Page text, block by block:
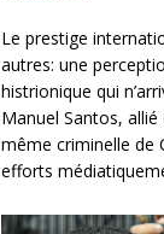
Le prestige
autres: une
histrionique qui
Manuel Santos,
même criminelle de
efforts